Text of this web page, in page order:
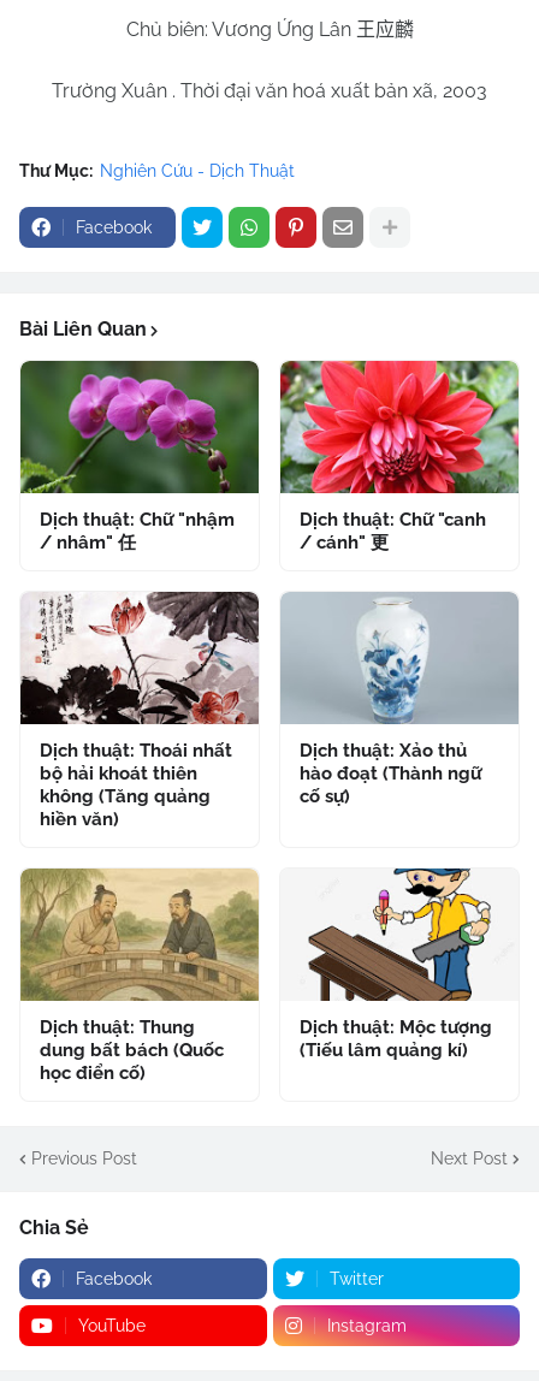
Chủ biên: Vương Ứng Lân 王应麟
Trường Xuân . Thời đại văn hoá xuất bản xã, 2003
Thư Mục: Nghiên Cứu - Dịch Thuật
Facebook
Bài Liên Quan
Dịch thuật: Chữ "nhậm
/ nhâm" 任
Dịch thuật: Chữ "canh
/ cánh" 更
Dịch thuật: Thoái nhất
bộ hải khoát thiên
không (Tăng quảng
hiền văn)
Dịch thuật: Xảo thủ
hào đoạt (Thành ngữ
cố sự)
Dịch thuật: Thung
dung bất bách (Quốc
học điển cố)
Dịch thuật: Mộc tượng
(Tiếu lâm quảng kí)
Previous Post Next Post
Chia Sẻ
Facebook Twitter
YouTube Instagram